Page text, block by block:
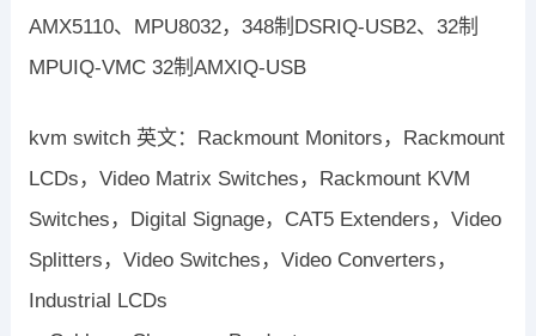
AMX5110、MPU8032，348制DSRIQ-USB2、32制
MPUIQ-VMC 32制AMXIQ-USB
kvm switch 英文：Rackmount Monitors，Rackmount
LCDs，Video Matrix Switches，Rackmount KVM
Switches，Digital Signage，CAT5 Extenders，Video
Splitters，Video Switches，Video Converters，
Industrial LCDs